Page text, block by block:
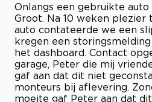
Onlangs een gebruikte
Groot. Na 10 weken plezier
auto contateerde we een
kregen een
het dashboard. Contact
garage, Peter die mij
gaf aan dat dit niet
monteurs bij aflevering.
moeite gaf Peter aan dat